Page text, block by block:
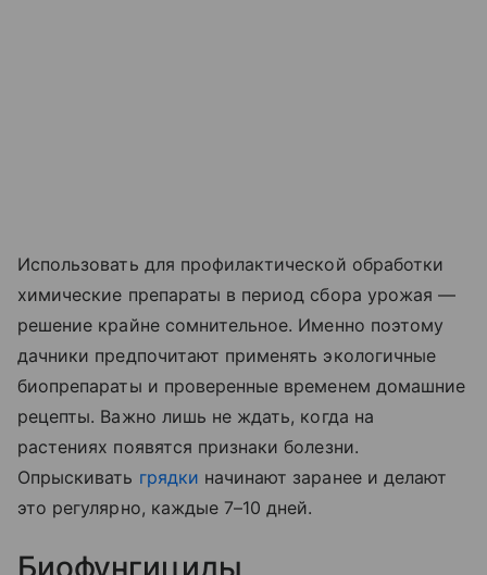
Использовать для профилактической обработки
химические препараты в период сбора урожая —
решение крайне сомнительное. Именно поэтому
дачники предпочитают применять экологичные
биопрепараты и проверенные временем домашние
рецепты. Важно лишь не ждать, когда на
растениях появятся признаки болезни.
Опрыскивать грядки начинают заранее и делают
это регулярно, каждые 7–10 дней.